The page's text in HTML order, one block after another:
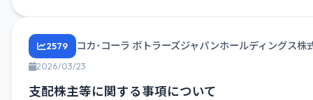
2579 コカ･コーラ ボトラーズジャパンホールディングス株
2026/03/23
支配株主等に関する事項について